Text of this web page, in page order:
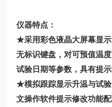
仪器特点：
★采用彩色液晶大屏幕显示
无标识键盘，对可预值温
试验日期等参数，具有提
★模拟跟踪显示升温与试
文操作软件提示修改功能